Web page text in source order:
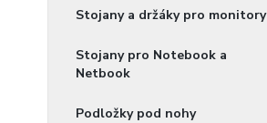
Stojany a držáky pro monitory
Stojany pro Notebook a
Netbook
Podložky pod nohy